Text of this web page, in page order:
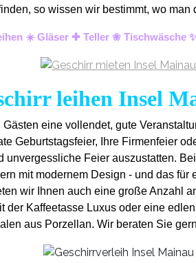
so wissen wir bestimmt, wo
☀️ Gläser ✚ Teller ❀ Tischwäsche
leihen Insel
eine vollendet, gute
Geburtstagsfeier, Ihre Firmenfeier
unvergessliche Feier auszustatten.
mit modernem Design - und das
wir Ihnen auch eine große Anzahl
Kaffeetasse Luxus oder eine
aus Porzellan. Wir beraten Sie